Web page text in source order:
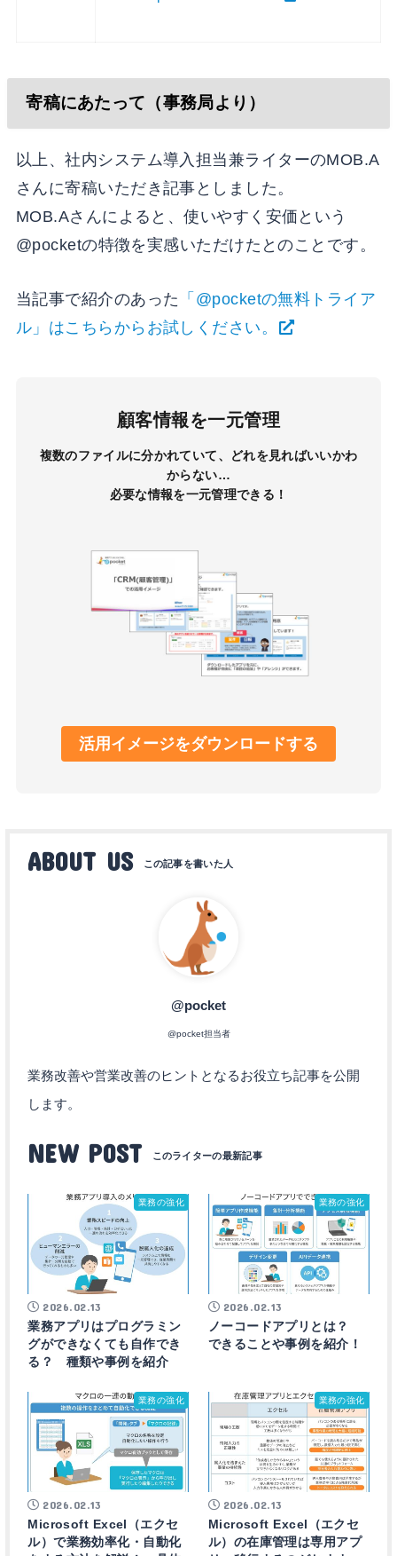
寄稿にあたって（事務局より）
以上、社内システム導入担当兼ライターのMOB.A
さんに寄稿いただき記事としました。
MOB.Aさんによると、使いやすく安価という
@pocketの特徴を実感いただけたとのことです。
当記事で紹介のあった 「@pocketの無料トライア
ル」はこちらからお試しください。
顧客情報を一元管理
複数のファイルに分かれていて、どれを見ればいいかわ
からない…
必要な情報を一元管理できる！
活用イメージをダウンロードする
ABOUT US
@pocket
@pocket担当者
業務改善や営業改善のヒントとなるお役立ち記事を公開
します。
NEW POST
業務の強化
2026.02.13
業務アプリはプログラミン
グができなくても自作でき
る？ 種類や事例を紹介
業務の強化
2026.02.13
ノーコードアプリとは？
できることや事例を紹介！
業務の強化
2026.02.13
Microsoft Excel（エクセ
ル）で業務効率化・自動化
業務の強化
2026.02.13
Microsoft Excel（エクセ
ル）の在庫管理は専用アプ